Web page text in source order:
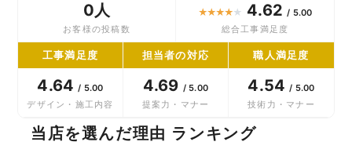
0人
お客様の投稿数
★★★★★ 4.62/ 5.00
総合工事満足度
工事満足度
4.64/ 5.00
デザイン・施工内容
担当者の対応
4.69 / 5.00
提案力・マナー
職人満足度
4.54/ 5.00
技術力・マナー
当店を選んだ理由 ランキング